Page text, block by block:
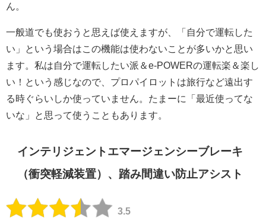
ん。
一般道でも使おうと思えば使えますが、「自分で運転した
い」という場合はこの機能は使わないことが多いかと思い
ます。私は自分で運転したい派＆e-POWERの運転楽＆楽し
い！という感じなので、プロパイロットは旅行など遠出す
る時ぐらいしか使っていません。たまーに「最近使ってな
いな」と思って使うこともあります。
インテリジェントエマージェンシーブレーキ
（衝突軽減装置）、踏み間違い防止アシスト
3.5